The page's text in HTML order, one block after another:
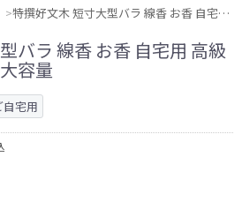
特撰好文木 短寸大型バラ 線香 お香 自宅用 高級沈香・白檀の香り 大容量
バラ 線香 お香 自宅用 高級
容量
自宅用